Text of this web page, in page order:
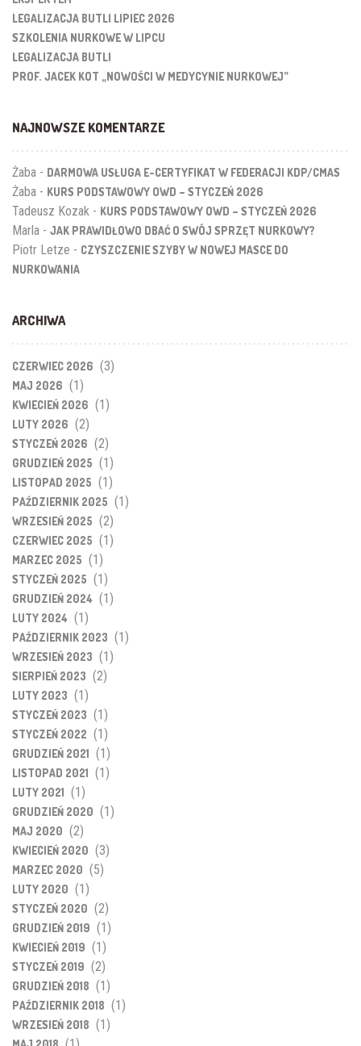
LEGALIZACJA BUTLI LIPIEC 2026
SZKOLENIA NURKOWE W LIPCU
LEGALIZACJA BUTLI
PROF. JACEK KOT „NOWOŚCI W MEDYCYNIE NURKOWEJ”
NAJNOWSZE KOMENTARZE
Żaba - DARMOWA USŁUGA E-CERTYFIKAT W FEDERACJI KDP/CMAS
Żaba - KURS PODSTAWOWY OWD – STYCZEŃ 2026
Tadeusz Kozak - KURS PODSTAWOWY OWD – STYCZEŃ 2026
Marla - JAK PRAWIDŁOWO DBAĆ O SWÓJ SPRZĘT NURKOWY?
Piotr Letze - CZYSZCZENIE SZYBY W NOWEJ MASCE DO
NURKOWANIA
ARCHIWA
CZERWIEC 2026 (3)
MAJ 2026 (1)
KWIECIEŃ 2026 (1)
LUTY 2026 (2)
STYCZEŃ 2026 (2)
GRUDZIEŃ 2025 (1)
LISTOPAD 2025 (1)
PAŹDZIERNIK 2025 (1)
WRZESIEŃ 2025 (2)
CZERWIEC 2025 (1)
MARZEC 2025 (1)
STYCZEŃ 2025 (1)
GRUDZIEŃ 2024 (1)
LUTY 2024 (1)
PAŹDZIERNIK 2023 (1)
WRZESIEŃ 2023 (1)
SIERPIEŃ 2023 (2)
LUTY 2023 (1)
STYCZEŃ 2023 (1)
STYCZEŃ 2022 (1)
GRUDZIEŃ 2021 (1)
LISTOPAD 2021 (1)
LUTY 2021 (1)
GRUDZIEŃ 2020 (1)
MAJ 2020 (2)
KWIECIEŃ 2020 (3)
MARZEC 2020 (5)
LUTY 2020 (1)
STYCZEŃ 2020 (2)
GRUDZIEŃ 2019 (1)
KWIECIEŃ 2019 (1)
STYCZEŃ 2019 (2)
GRUDZIEŃ 2018 (1)
PAŹDZIERNIK 2018 (1)
WRZESIEŃ 2018 (1)